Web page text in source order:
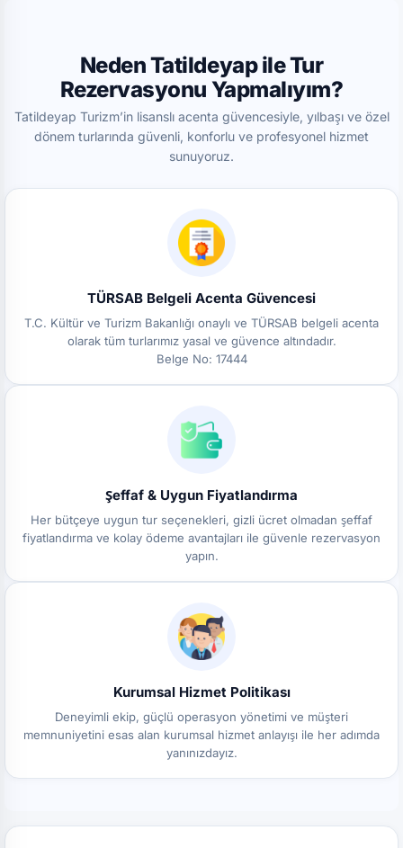
Neden Tatildeyap ile Tur
Rezervasyonu Yapmalıyım?
Tatildeyap Turizm’in lisanslı acenta güvencesiyle, yılbaşı ve özel
dönem turlarında güvenli, konforlu ve profesyonel hizmet
sunuyoruz.
TÜRSAB Belgeli Acenta Güvencesi
T.C. Kültür ve Turizm Bakanlığı onaylı ve TÜRSAB belgeli acenta
olarak tüm turlarımız yasal ve güvence altındadır.
Belge No: 17444
Şeffaf & Uygun Fiyatlandırma
Her bütçeye uygun tur seçenekleri, gizli ücret olmadan şeffaf
fiyatlandırma ve kolay ödeme avantajları ile güvenle rezervasyon
yapın.
Kurumsal Hizmet Politikası
Deneyimli ekip, güçlü operasyon yönetimi ve müşteri
memnuniyetini esas alan kurumsal hizmet anlayışı ile her adımda
yanınızdayız.